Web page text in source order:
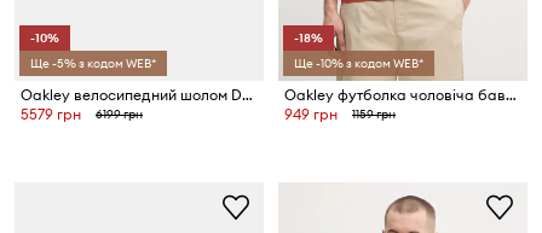
-10%
Ще -5% з кодом WEB*
Oakley велосипедний шолом DRT3 TRAIL EUROPE
5579 грн
6199 грн
-18%
Ще -10% з кодом WEB*
Oakley футболка чоловіча бавовняна MARK II
949 грн
1159 грн